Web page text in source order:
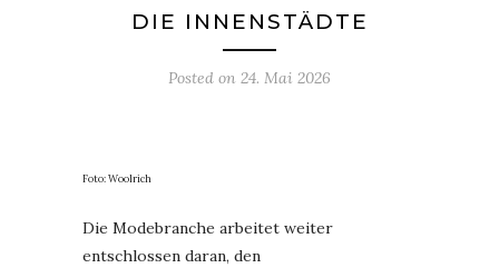
DIE INNENSTÄDTE
Posted on 24. Mai 2026
Foto: Woolrich
Die Modebranche arbeitet weiter
entschlossen daran, den